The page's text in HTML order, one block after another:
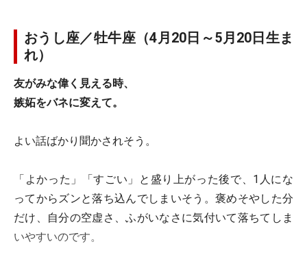
おうし座／牡牛座（4月20日～5月20日生ま
れ）
友がみな偉く見える時、
嫉妬をバネに変えて。
よい話ばかり聞かされそう。
「よかった」「すごい」と盛り上がった後で、1人にな
ってからズンと落ち込んでしまいそう。褒めそやした分
だけ、自分の空虚さ、ふがいなさに気付いて落ちてしま
いやすいのです。